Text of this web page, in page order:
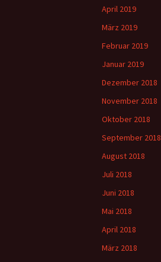
April 2019
März 2019
Februar 2019
Januar 2019
Dezember 2018
November 2018
Oktober 2018
September 2018
August 2018
Juli 2018
Juni 2018
Mai 2018
April 2018
März 2018